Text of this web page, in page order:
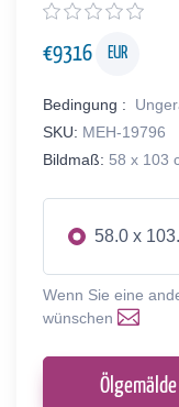
€9316 EUR
Bedingung :
SKU: MEH-19796
Bildmaß: 58 x 103
58.0 x
Wenn Sie eine
wünschen